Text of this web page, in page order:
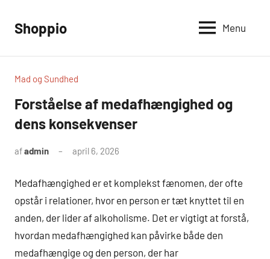
Shoppio
Alt
Menu
Mad og Sundhed
Forståelse af medafhængighed og
dens konsekvenser
afadmin april 6, 2026
Medafhængighed er et komplekst fænomen, der ofte
opstår i relationer, hvor en person er tæt knyttet til en
anden, der lider af alkoholisme. Det er vigtigt at forstå,
hvordan medafhængighed kan påvirke både den
medafhængige og den person, der har